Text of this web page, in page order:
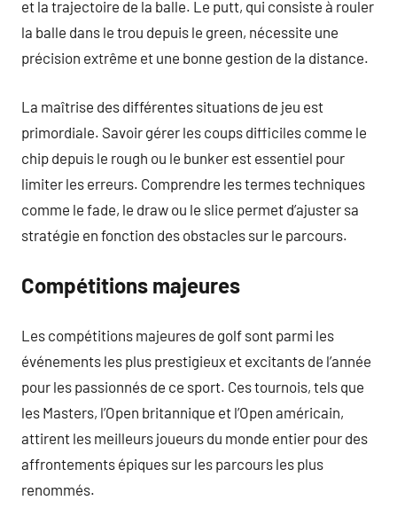
et la trajectoire de la balle. Le putt, qui consiste à rouler
la balle dans le trou depuis le green, nécessite une
précision extrême et une bonne gestion de la distance.
La maîtrise des différentes situations de jeu est
primordiale. Savoir gérer les coups difficiles comme le
chip depuis le rough ou le bunker est essentiel pour
limiter les erreurs. Comprendre les termes techniques
comme le fade, le draw ou le slice permet d’ajuster sa
stratégie en fonction des obstacles sur le parcours.
Compétitions majeures
Les compétitions majeures de golf sont parmi les
événements les plus prestigieux et excitants de l’année
pour les passionnés de ce sport. Ces tournois, tels que
les Masters, l’Open britannique et l’Open américain,
attirent les meilleurs joueurs du monde entier pour des
affrontements épiques sur les parcours les plus
renommés.